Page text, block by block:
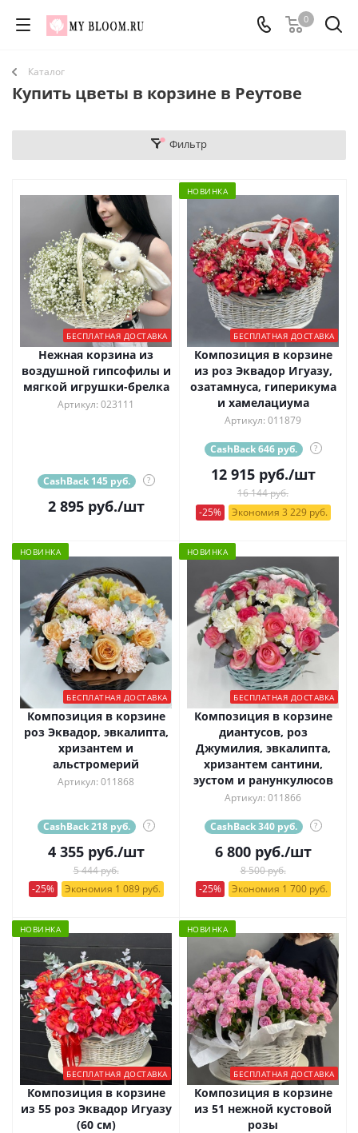
0
Каталог
Купить цветы в корзине в Реутове
Фильтр
БЕСПЛАТНАЯ ДОСТАВКА
Нежная корзина из
воздушной гипсофилы и
мягкой игрушки-брелка
Артикул: 023111
CashBack 145 руб. ?
2 895руб./шт
НОВИНКА
БЕСПЛАТНАЯ ДОСТАВКА
Композиция в корзине
из роз Эквадор Игуазу,
озатамнуса, гиперикума
и хамелациума
Артикул: 011879
CashBack 646 руб. ?
12 915руб./шт
16 144 руб.
-25%
Экономия 3 229 руб.
НОВИНКА
БЕСПЛАТНАЯ ДОСТАВКА
Композиция в корзине
роз Эквадор, эвкалипта,
хризантем и
альстромерий
Артикул: 011868
CashBack 218 руб. ?
4 355руб./шт
5 444 руб.
-25%
Экономия 1 089 руб.
НОВИНКА
БЕСПЛАТНАЯ ДОСТАВКА
Композиция в корзине
диантусов, роз
Джумилия, эвкалипта,
хризантем сантини,
эустом и ранункулюсов
Артикул: 011866
CashBack 340 руб. ?
6 800руб./шт
8 500 руб.
-25%
Экономия 1 700 руб.
НОВИНКА
БЕСПЛАТНАЯ ДОСТАВКА
Композиция в корзине
из 55 роз Эквадор Игуазу
(60 см)
НОВИНКА
БЕСПЛАТНАЯ ДОСТАВКА
Композиция в корзине
из 51 нежной кустовой
розы